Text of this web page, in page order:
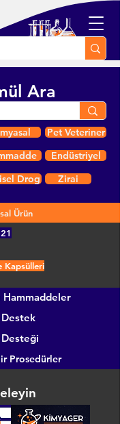
Ara
Pet Veteriner
Endüstriyel
Drog Zirai
Ürün
Kapsülleri
Prosedürler